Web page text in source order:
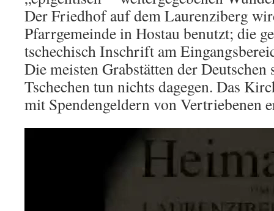
Der Friedhof auf dem Laurenziberg
Pfarrgemeinde in Hostau benutzt; die
tschechisch Inschrift am
Die meisten Grabstätten der
Tschechen tun nichts dagegen. Das
mit Spendengeldern von Vertriebenen